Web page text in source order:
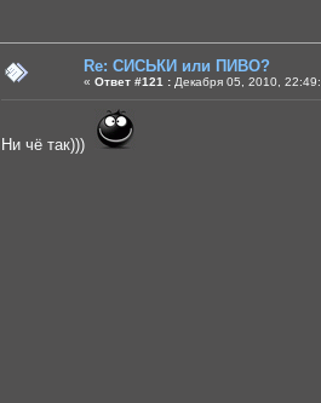
Re: СИСЬКИ или ПИВО?
« Ответ #121 : Декабря 05, 2010,
Ни чё так)))